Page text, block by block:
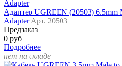
Адаптер UGREEN (20503) 6.5mm
AdapterАрт. 20503_
Предзаказ
0 руб
Подробнее
нет на складе